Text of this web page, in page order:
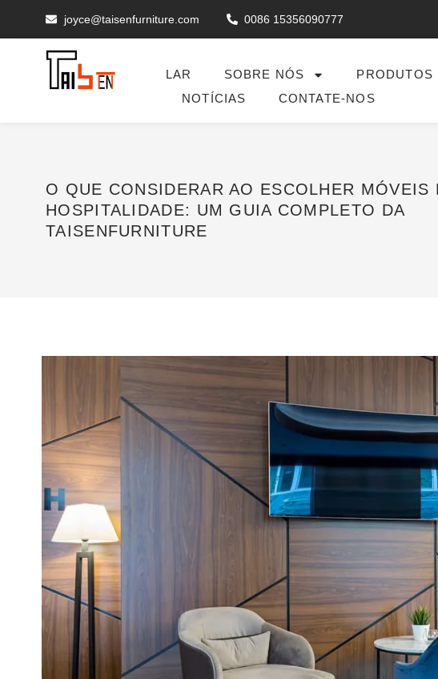
joyce@taisenfurniture.com 0086 15356090777
LAR SOBRE NÓS PRODUTOS
NOTÍCIAS
CONTATE-NOS
O QUE CONSIDERAR AO ESCOLHER MÓVEIS
HOSPITALIDADE: UM GUIA COMPLETO DA
TAISENFURNITURE